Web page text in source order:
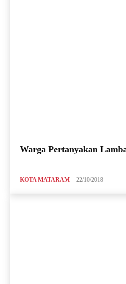
Warga Pertanyakan
KOTA MATARAM 22/10/2018